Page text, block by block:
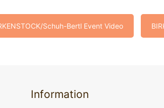
Schuh-Bertl Event Video
Information